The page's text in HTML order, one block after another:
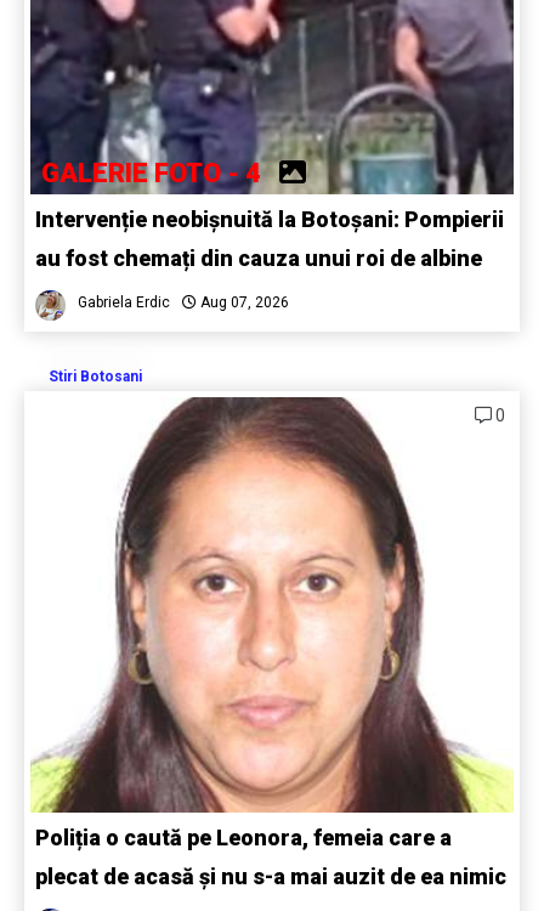
GALERIE FOTO - 4
Intervenție neobișnuită la Botoșani: Pompierii
au fost chemați din cauza unui roi de albine
Gabriela Erdic Aug 07, 2026
Stiri Botosani
0
Poliția o caută pe Leonora, femeia care a
plecat de acasă și nu s-a mai auzit de ea nimic